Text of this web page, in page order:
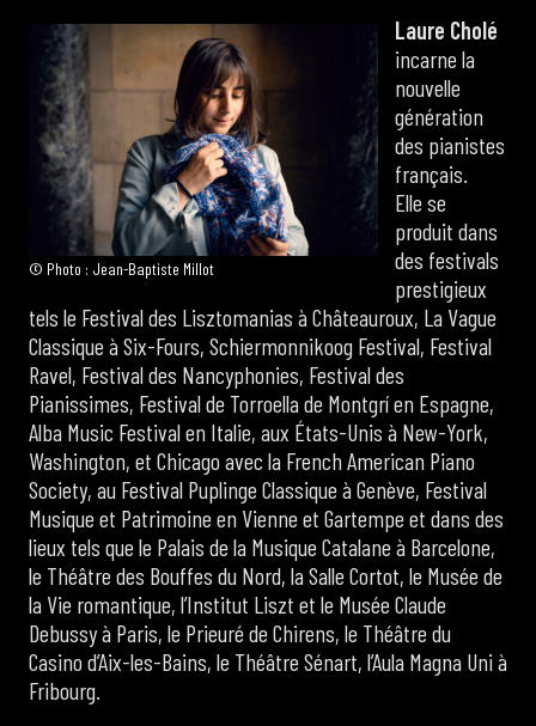
© Photo : Jean-Baptiste Millot
Laure Cholé
incarne la
nouvelle
génération
des pianistes
français.
Elle se
produit dans
des festivals
prestigieux
tels le Festival des Lisztomanias à Châteauroux, La Vague
Classique à Six-Fours, Schiermonnikoog Festival, Festival
Ravel, Festival des Nancyphonies, Festival des
Pianissimes, Festival de Torroella de Montgrí en Espagne,
Alba Music Festival en Italie, aux États-Unis à New-York,
Washington, et Chicago avec la French American Piano
Society, au Festival Puplinge Classique à Genève, Festival
Musique et Patrimoine en Vienne et Gartempe et dans des
lieux tels que le Palais de la Musique Catalane à Barcelone,
le Théâtre des Bouffes du Nord, la Salle Cortot, le Musée de
la Vie romantique, l’Institut Liszt et le Musée Claude
Debussy à Paris, le Prieuré de Chirens, le Théâtre du
Casino d’Aix-les-Bains, le Théâtre Sénart, l’Aula Magna Uni à
Fribourg.